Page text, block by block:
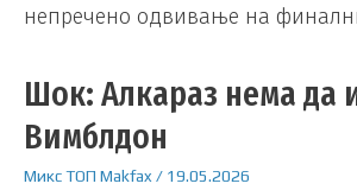
непречено одвивање на
Шок: Алкараз нема да
Вимблдон
МиксТОП Makfax / 19.05.2026